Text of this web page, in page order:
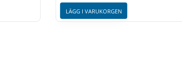
LÄGG I VARUKORGEN